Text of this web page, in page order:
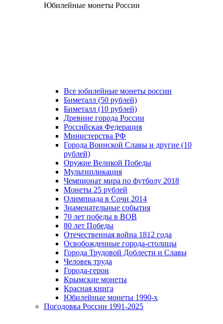
Юбилейные монеты России
Все юбилейные монеты россии
Биметалл (50 рублей)
Биметалл (10 рублей)
Древние города России
Российская Федерация
Министерства РФ
Города Воинской Славы и другие (10
рублей)
Оружие Великой Победы
Мультипликация
Чемпионат мира по футболу 2018
Монеты 25 рублей
Олимпиада в Сочи 2014
Знаменательные события
70 лет победы в ВОВ
80 лет Победы
Отечественная война 1812 года
Освобожденные города-столицы
Города Трудовой Доблести и Славы
Человек труда
Города-герои
Крымские монеты
Красная книга
Юбилейные монеты 1990-х
Погодовка России 1991-2025